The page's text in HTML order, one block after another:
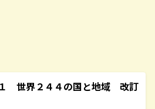
世界２４４の国と地域 改訂